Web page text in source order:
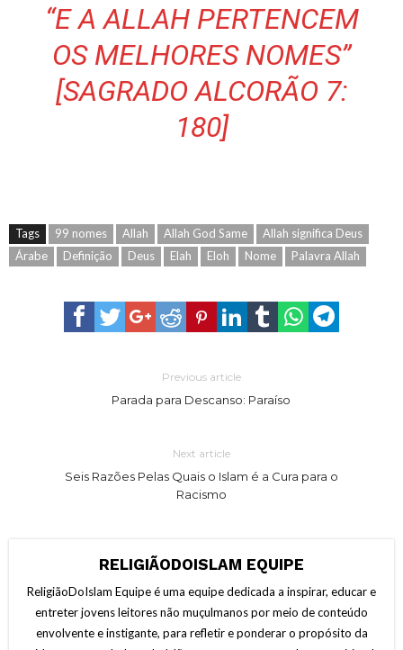
“E A ALLAH PERTENCEM
OS MELHORES NOMES”
[SAGRADO ALCORÃO 7:
180]
Tags 99 nomes Allah Allah God Same
Allah significa Deus
Árabe
Definição Deus Elah Eloh Nome Palavra Allah
Previous article
Parada para Descanso: Paraíso
Next article
Seis Razões Pelas Quais o Islam é a Cura para o
Racismo
RELIGIÃODOISLAM EQUIPE
ReligiãoDoIslam Equipe é uma equipe dedicada a inspirar, educar e
entreter jovens leitores não muçulmanos por meio de conteúdo
envolvente e instigante, para refletir e ponderar o propósito da